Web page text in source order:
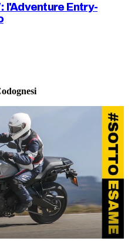
l'Adventure Entry-